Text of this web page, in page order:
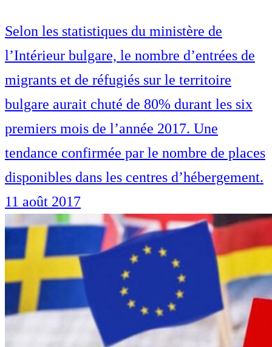
Selon les statistiques du ministère de
l’Intérieur bulgare, le nombre d’entrées de
migrants et de réfugiés sur le territoire
bulgare aurait chuté de 80% durant les six
premiers mois de l’année 2017. Une
tendance confirmée par le nombre de places
disponibles dans les centres d’hébergement.
11 août 2017